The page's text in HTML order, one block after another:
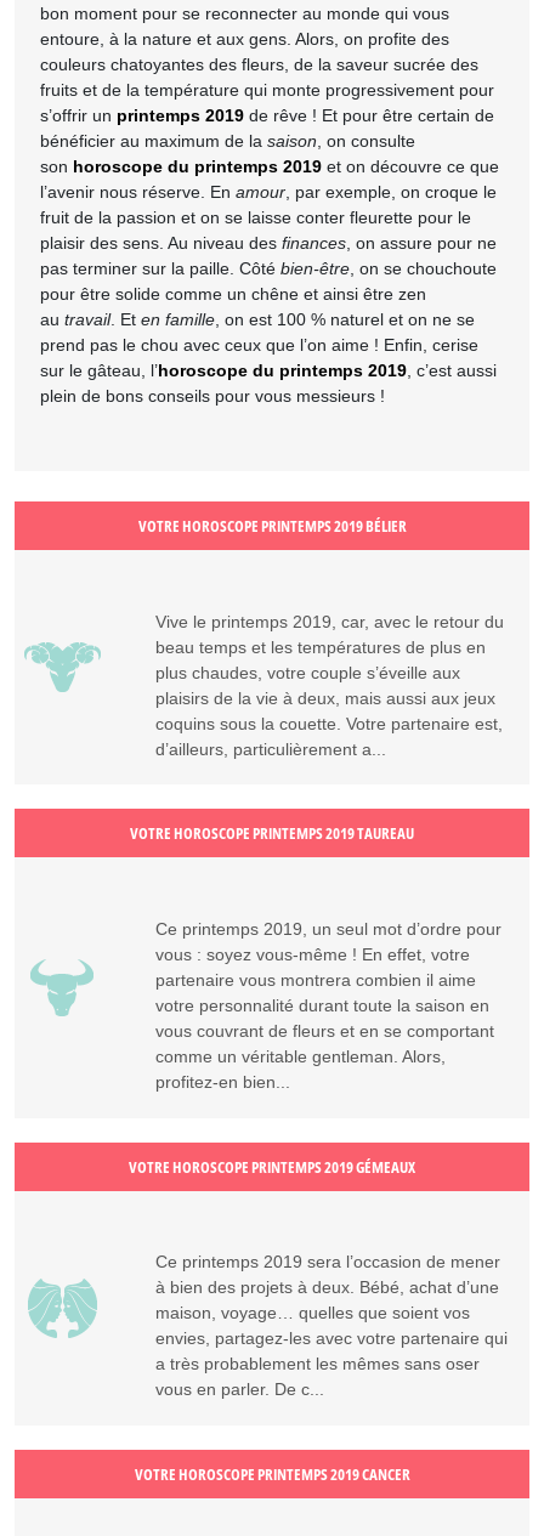
bon moment pour se reconnecter au monde qui vous
entoure, à la nature et aux gens. Alors, on profite des
couleurs chatoyantes des fleurs, de la saveur sucrée des
fruits et de la température qui monte progressivement pour
s’offrir un printemps 2019 de rêve ! Et pour être certain de
bénéficier au maximum de lasaison , on consulte
son horoscope du printemps 2019 et on découvre ce que
l’avenir nous réserve. Enamour , par exemple, on croque le
fruit de la passion et on se laisse conter fleurette pour le
plaisir des sens. Au niveau desfinances , on assure pour ne
pas terminer sur la paille. Côtébien-être , on se chouchoute
pour être solide comme un chêne et ainsi être zen
autravail. Eten famille , on est 100 % naturel et on ne se
prend pas le chou avec ceux que l’on aime ! Enfin, cerise
sur le gâteau, l’horoscope du printemps 2019 , c’est aussi
plein de bons conseils pour vous messieurs !
VOTRE HOROSCOPE PRINTEMPS 2019 BÉLIER
Vive le printemps 2019, car, avec le retour du
beau temps et les températures de plus en
plus chaudes, votre couple s’éveille aux
plaisirs de la vie à deux, mais aussi aux jeux
coquins sous la couette. Votre partenaire est,
d’ailleurs, particulièrement a...
VOTRE HOROSCOPE PRINTEMPS 2019 TAUREAU
Ce printemps 2019, un seul mot d’ordre pour
vous : soyez vous-même ! En effet, votre
partenaire vous montrera combien il aime
votre personnalité durant toute la saison en
vous couvrant de fleurs et en se comportant
comme un véritable gentleman. Alors,
profitez-en bien...
VOTRE HOROSCOPE PRINTEMPS 2019 GÉMEAUX
Ce printemps 2019 sera l’occasion de mener
à bien des projets à deux. Bébé, achat d’une
maison, voyage… quelles que soient vos
envies, partagez-les avec votre partenaire qui
a très probablement les mêmes sans oser
vous en parler. De c...
VOTRE HOROSCOPE PRINTEMPS 2019 CANCER